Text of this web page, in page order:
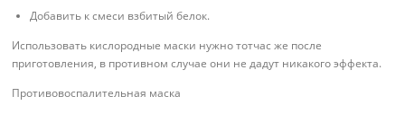
Добавить к смеси взбитый белок.
Использовать кислородные маски нужно тотчас же после
приготовления, в противном случае они не дадут никакого эффекта.
Противовоспалительная маска